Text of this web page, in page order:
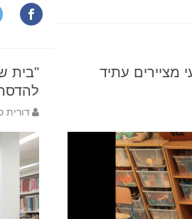
"בית
דורית
מציירים עתיד